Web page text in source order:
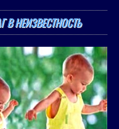
НЕИЗВЕСТНОСТЬ